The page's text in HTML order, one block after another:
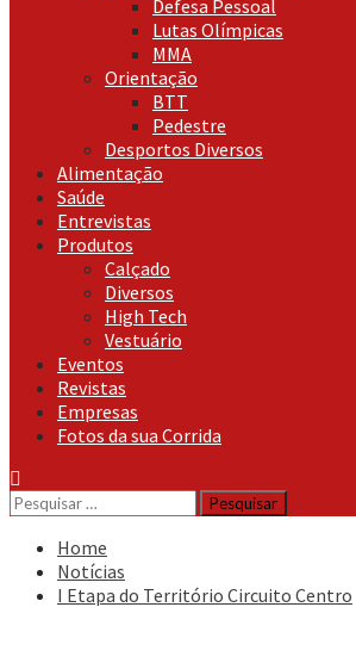
Defesa Pessoal
Lutas Olímpicas
MMA
Orientação
BTT
Pedestre
Desportos Diversos
Alimentação
Saúde
Entrevistas
Produtos
Calçado
Diversos
High Tech
Vestuário
Eventos
Revistas
Empresas
Fotos da sua Corrida
Pesquisar
por:
Home
Notícias
I Etapa do Território Circuito Centro